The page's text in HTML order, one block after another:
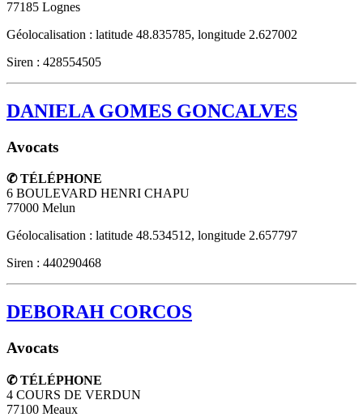
77185 Lognes
Géolocalisation : latitude 48.835785, longitude 2.627002
Siren : 428554505
DANIELA GOMES GONCALVES
Avocats
✆ TÉLÉPHONE
6 BOULEVARD HENRI CHAPU
77000 Melun
Géolocalisation : latitude 48.534512, longitude 2.657797
Siren : 440290468
DEBORAH CORCOS
Avocats
✆ TÉLÉPHONE
4 COURS DE VERDUN
77100 Meaux